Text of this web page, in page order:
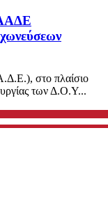
στο πλαίσιο
των Δ.Ο.Υ...